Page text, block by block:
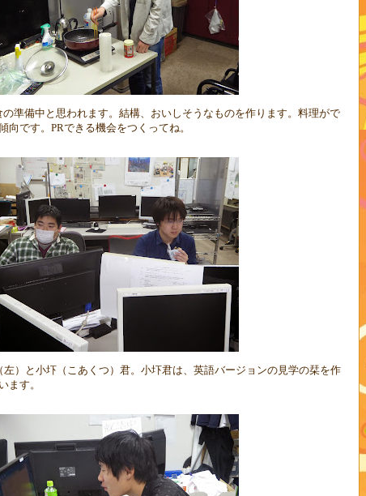
準備中と思われます。結構、おいしそうなものを作ります。料理がで
向です。 PRできる機会をつくってね。
左）と小圷（こあくつ）君。小圷君は、英語バージョンの見学の栞を作
ます。